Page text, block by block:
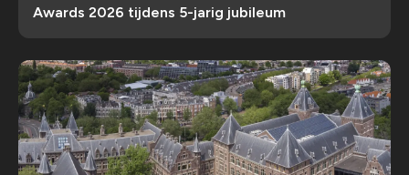
Awards 2026 tijdens 5-jarig jubileum